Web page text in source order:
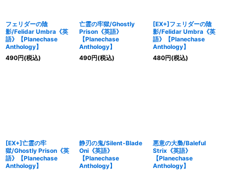
フェリダーの陰
影/Felidar Umbra《英
語》【Planechase
Anthology】
490円(税込)
亡霊の牢獄/Ghostly
Prison《英語》
【Planechase
Anthology】
490円(税込)
[EX+]フェリダーの陰
影/Felidar Umbra《英
語》【Planechase
Anthology】
480円(税込)
[EX+]亡霊の牢
獄/Ghostly Prison《英
語》【Planechase
Anthology】
静刃の鬼/Silent-Blade
Oni《英語》
【Planechase
Anthology】
悪意の大梟/Baleful
Strix《英語》
【Planechase
Anthology】